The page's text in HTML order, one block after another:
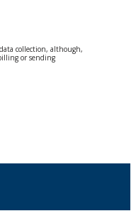
collection, although,
or sending
II | c/ Segador 13,